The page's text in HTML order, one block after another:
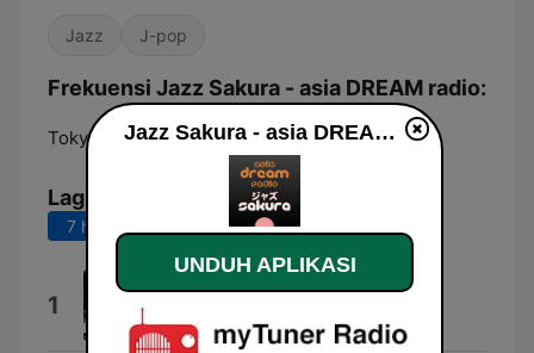
Jazz J-pop
Frekuensi Jazz Sakura - asia DREAM radio:
Tokyo: Online
Lagu Teratas
7 hari terakhir 30 hari terakhir
1 Cashews
Andy Ezrin
Jazz Sakura - asia DREAM radio live
UNDUH APLIKASI